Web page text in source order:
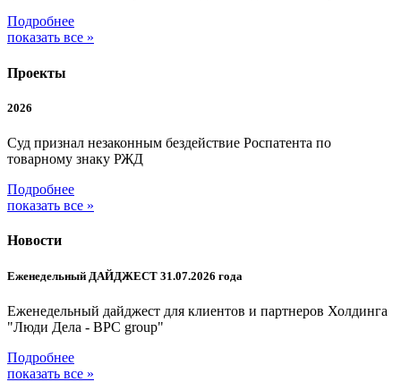
Подробнее
показать все »
Проекты
2026
Суд признал незаконным бездействие Роспатента по
товарному знаку РЖД
Подробнее
показать все »
Новости
Еженедельный ДАЙДЖЕСТ 31.07.2026 года
Еженедельный дайджест для клиентов и партнеров Холдинга
"Люди Дела - BPC group"
Подробнее
показать все »